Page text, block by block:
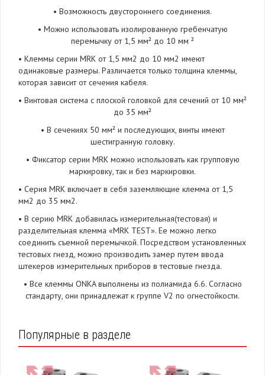
• Возможность двустороннего соединения.
• Можно использовать изолированную гребенчатую
перемычку от 1,5 мм² до 10 мм ²
• Клеммы серии MRK от 1,5 мм2 до 10 мм2 имеют
одинаковые размеры. Различается только толщина клеммы,
которая зависит от сечения кабеля.
• Винтовая система с плоской головкой для сечений от 10 мм²
до 35 мм²
• В сечениях 50 мм² и последующих, винты имеют
шестигранную головку.
• Фиксатор серии MRK можно использовать как групповую
маркировку, так и без маркировки.
• Серия MRK включает в себя заземляющие клемма от 1,5
мм2 до 35 мм2.
• В серию MRK добавилась измерительная(тестовая) и
разделительная клемма «MRK TEST». Ее можно легко
соединить съемной перемычкой. Посредством установленных
тестовых гнезд, можно производить замер путем ввода
штекеров измерительных приборов в тестовые гнезда.
• Все клеммы ONKA выполнены из полиамида 6.6. Согласно
стандарту, они принадлежат к группе V2 по огнестойкости.
Популярные в разделе